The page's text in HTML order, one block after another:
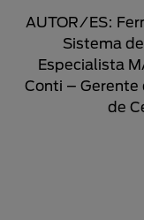
AUTOR/ES:
Sistema
Especialista
Conti –
de